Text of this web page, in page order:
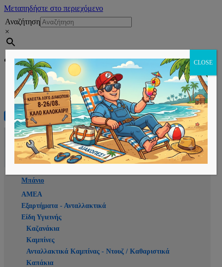
Μεταπηδήστε στο περιεχόμενο
Αναζήτηση
×
Εγγραφή
Αρχική
E-shop
Μπάνιο
ΑΜΕΑ
Εξαρτήματα - Ανταλλακτικά
Είδη Υγιεινής
Καζανάκια
Καμπίνες
Ανταλλακτικά Καμπίνας - Ντουζ / Καθαριστικά
Καπάκια
CLOSE